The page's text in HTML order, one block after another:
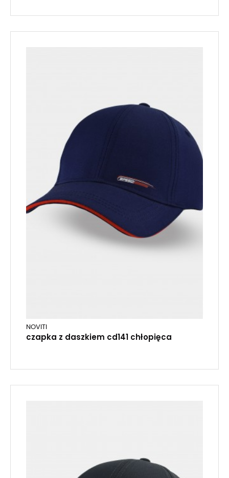
NOVITI
czapka z daszkiem cd141 chłopięca